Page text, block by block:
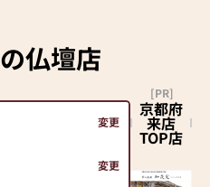
の仏壇店
変更
変更
京都府
来店
TOP店
[PR]